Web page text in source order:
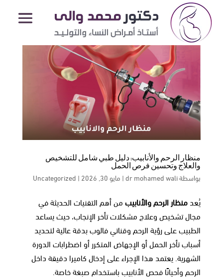
منظار الرحم والأنابيب: دليل طبي شامل للتشخيص
والعلاج وتحسين فرص الحمل
بواسطةdr mohamed wali
| مايو 30, 2026 |
Uncategorized
يُعدمنظار الرحم والأنابيبمن أهم التقنيات الحديثة في
مجال تشخيص وعلاج مشكلات تأخر الإنجاب، حيث يساعد
الطبيب على رؤية الرحم وقناتي فالوب بدقة عالية لتحديد
أسباب تأخر الحمل أو الإجهاض المتكرر أو اضطرابات الدورة
الشهرية. يعتمد هذا الإجراء على إدخال كاميرا دقيقة داخل
الرحم وأحيانًا فحص الأنابيب باستخدام صبغة خاصة.